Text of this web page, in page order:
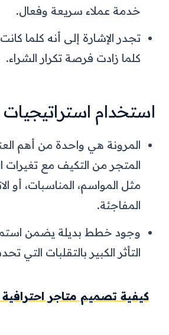
خدمة عملاء سريعة وفعال.
تجدر الإشارة إلى أنه كلما
كلما زادت فرصة تكرار الشراء.
استخدام
المرونة هي واحدة من أهم
المتجر من التكيف مع تغيرات
مثل المواسم، المناسبات، أو
المفاجئة.
وجود خطط بديلة يضمن
التأثر الكبير بالتقلبات التي
كيفية تصميم متاجر احترافية في 10